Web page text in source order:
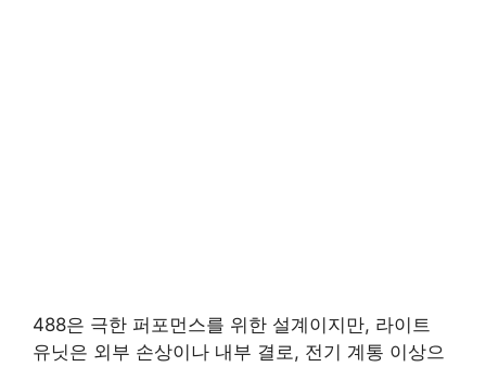
488은 극한 퍼포먼스를 위한 설계이지만, 라이트
유닛은 외부 손상이나 내부 결로, 전기 계통 이상으